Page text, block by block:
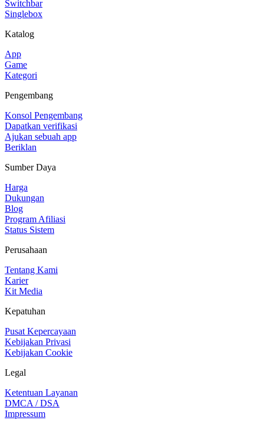
Switchbar
Singlebox
Katalog
App
Game
Kategori
Pengembang
Konsol Pengembang
Dapatkan verifikasi
Ajukan sebuah app
Beriklan
Sumber Daya
Harga
Dukungan
Blog
Program Afiliasi
Status Sistem
Perusahaan
Tentang Kami
Karier
Kit Media
Kepatuhan
Pusat Kepercayaan
Kebijakan Privasi
Kebijakan Cookie
Legal
Ketentuan Layanan
DMCA / DSA
Impressum